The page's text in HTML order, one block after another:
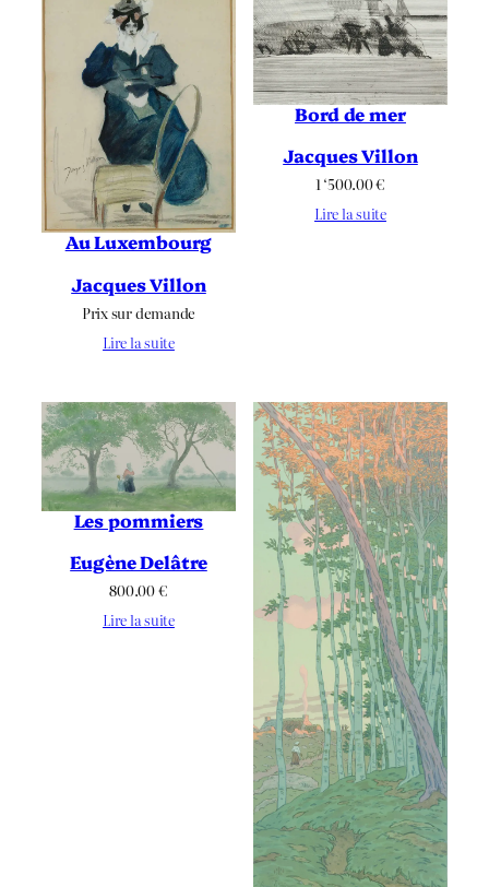
Au Luxembourg
Jacques Villon
Prix sur demande
Lire la suite
Bord de mer
Jacques Villon
1 ‘500.00€
Lire la suite
Les pommiers
Eugène Delâtre
800.00€
Lire la suite